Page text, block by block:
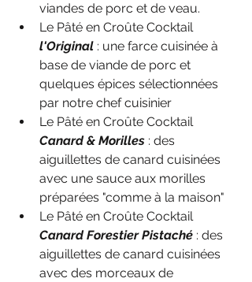
viandes de porc et de veau.
Le Pâté en Croûte Cocktail
l'Original : une farce cuisinée à
base de viande de porc et
quelques épices sélectionnées
par notre chef cuisinier
Le Pâté en Croûte Cocktail
Canard & Morilles : des
aiguillettes de canard cuisinées
avec une sauce aux morilles
préparées "comme à la maison"
Le Pâté en Croûte Cocktail
Canard Forestier Pistaché : des
aiguillettes de canard cuisinées
avec des morceaux de